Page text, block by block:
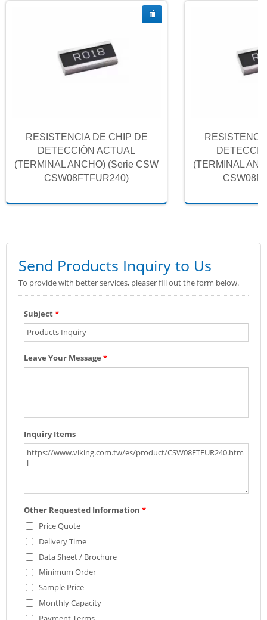
RESISTENCIA DE CHIP DE
DETECCIÓN ACTUAL
(TERMINAL ANCHO) (Serie CSW
CSW08FTFUR240)
(TERMINAL